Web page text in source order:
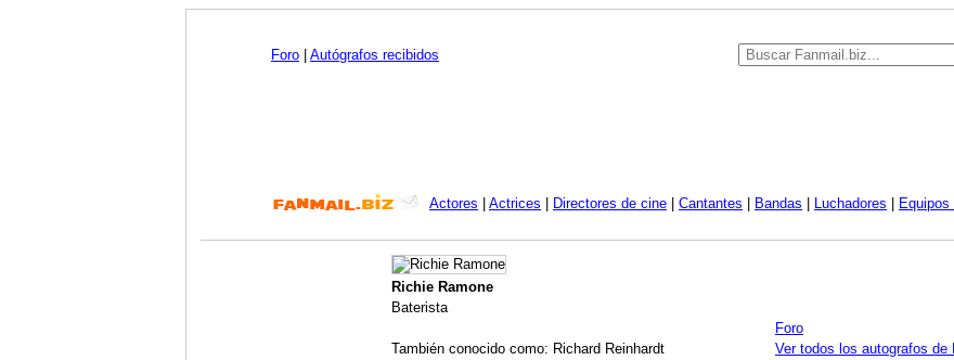
Foro Autógrafos recibidos
Actores Actrices Directores de cine Cantantes Bandas Luchadores Equipos
Richie Ramone
Baterista
Foro
También conocido como: Richard Reinhardt
Ver todos los autografos de